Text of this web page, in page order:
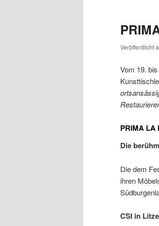
Veröffentlicht
Vom 19.
PRIMA LA
Die
Die dem
ihren
CSI in